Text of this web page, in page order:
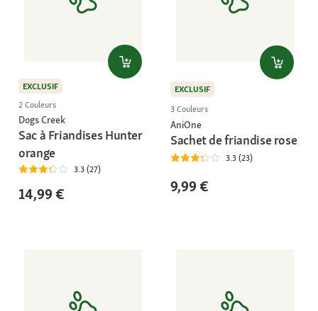
EXCLUSIF
2 Couleurs
Dogs Creek
Sac à Friandises Hunter
orange
3.3 (27)
14,99 €
EXCLUSIF
3 Couleurs
AniOne
Sachet de friandise rose
3.3 (23)
9,99 €